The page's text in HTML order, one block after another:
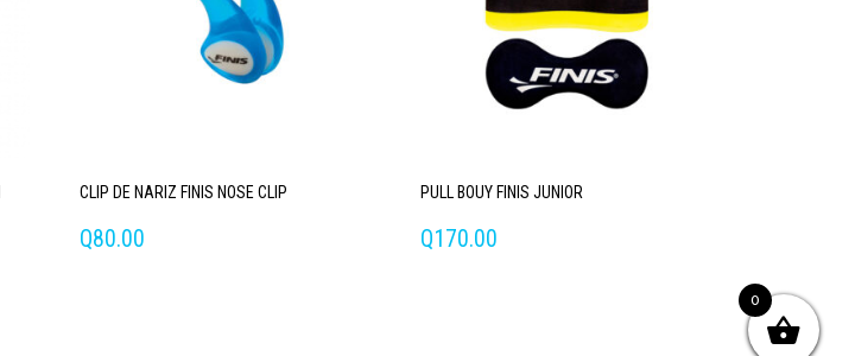
CLIP DE NARIZ FINIS NOSE CLIP
Q80.00
PULL BOUY FINIS JUNIOR
Q170.00
0